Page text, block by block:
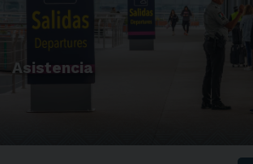
Asistencia